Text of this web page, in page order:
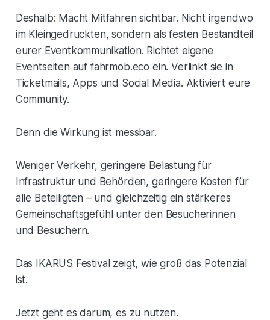
Deshalb: Macht Mitfahren sichtbar. Nicht irgendwo
im Kleingedruckten, sondern als festen Bestandteil
eurer Eventkommunikation. Richtet eigene
Eventseiten auf fahrmob.eco ein. Verlinkt sie in
Ticketmails, Apps und Social Media. Aktiviert eure
Community.
Denn die Wirkung ist messbar.
Weniger Verkehr, geringere Belastung für
Infrastruktur und Behörden, geringere Kosten für
alle Beteiligten – und gleichzeitig ein stärkeres
Gemeinschaftsgefühl unter den Besucherinnen
und Besuchern.
Das IKARUS Festival zeigt, wie groß das Potenzial
ist.
Jetzt geht es darum, es zu nutzen.